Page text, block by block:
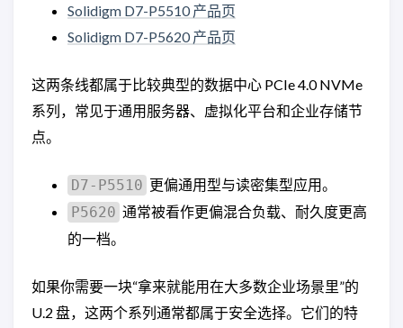
Solidigm D7-P5510 产品页
Solidigm D7-P5620 产品页
这两条线都属于比较典型的数据中心 PCIe 4.0 NVMe
系列，常见于通用服务器、虚拟化平台和企业存储节
点。
D7-P5510 更偏通用型与读密集型应用。
P5620 通常被看作更偏混合负载、耐久度更高
的一档。
如果你需要一块“拿来就能用在大多数企业场景里”的
U.2 盘，这两个系列通常都属于安全选择。它们的特